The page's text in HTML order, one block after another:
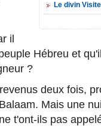
Le divin
il
Hébreu et
?
deux fois,
Mais une
t'ont-ils pas